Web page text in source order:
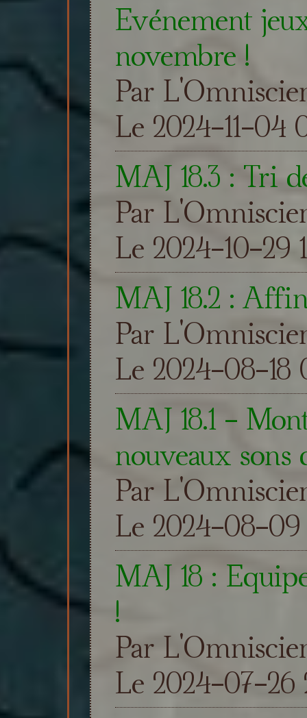
Evénement
novembre !
Par
Le 2024-11-04
MAJ 18.3 : Tri
Par
Le 2024-10-29
MAJ 18.2 :
Par
Le 2024-08-18
MAJ 18.1 -
nouveaux sons
Par
Le 2024-08-09
MAJ 18 :
!
Par
Le 2024-07-26